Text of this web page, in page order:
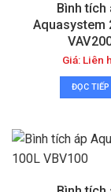
Bình tích
Aquasystem
Giá: Liên
ĐỌC TIẾP